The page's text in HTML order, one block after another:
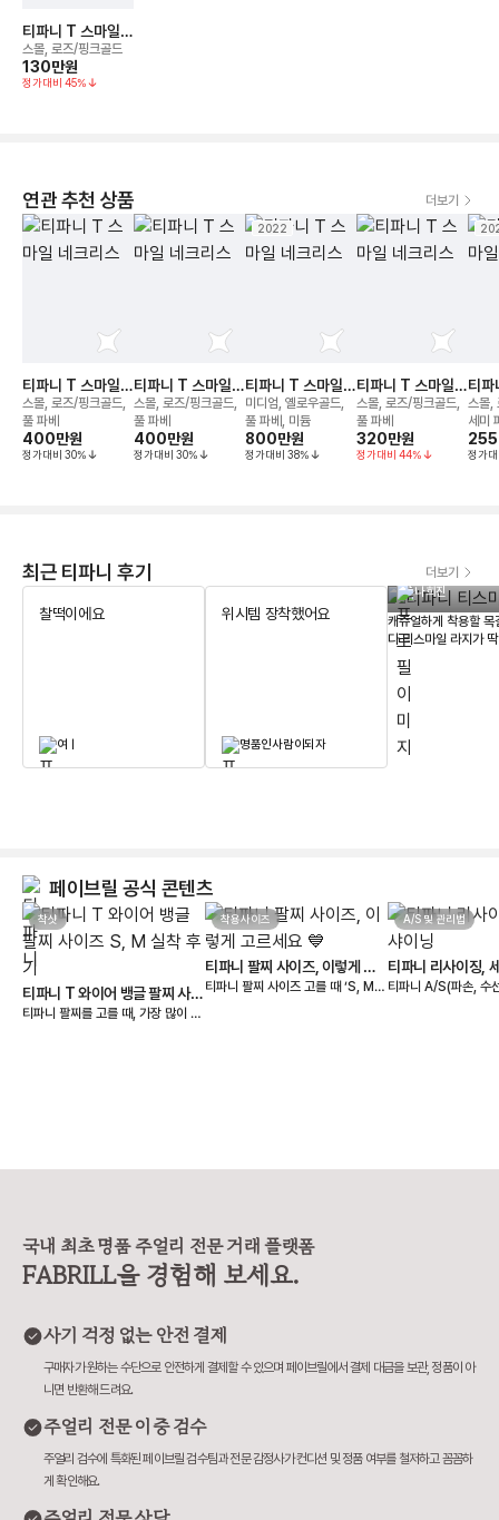
티파니 T 스마일
네크리스
스몰, 로즈/핑크골드
130만원
정가대비 45%
연관 추천 상품 더보기
티파니 T 스마일
네크리스
스몰, 로즈/핑크골드,
풀 파베
400만원
정가대비 30%
티파니 T 스마일
네크리스
스몰, 로즈/핑크골드,
풀 파베
400만원
정가대비 30%
2022
티파니 T 스마일
네크리스
미디엄, 옐로우골드,
풀 파베, 미듐
800만원
정가대비 38%
티파니 T 스마일
네크리스
스몰, 로즈/핑크골드,
풀 파베
320만원
정가대비 44%
티
네크
스몰,
세미
절가
255
정가
최근 티파니 후기 더보기
찰떡이에요
여ㅣ
위시템 장착했어요
명품인사람이되자
나희진
캐쥬얼하게 착용할 목
다 티스마일 라지가
매장 가격이 너무 올
하던참에 페이브릴로
같이 너무 맘에 드네요
페이브릴 공식 콘텐츠
착샷
티파니 T 와이어 뱅글 팔찌 사이
즈 S, M 실착 후기
티파니 팔찌를 고를 때, 가장 많이 고
준) S 사이즈 → 손목 둘레 13.4~1
4.5cm 기준) S 사이즈 착용 - 손목
에 밀착되는 슬림한 핏 - 약간의 텐션
이 느껴지지만, 고정감이 좋아 움직
껴질 수 있으나, 깔끔하고 세련된 실
짝 내려오는 여유핏 - 팔을 움직일 때
운 움직임을 선호하는 분께 편안한
핏이에요. - 데일리로 오랫동안 착용
하기엔 부담이 적고, 다른 액세서리
와 레이어드하기에도 좋습니다. 💡
태처럼 단단한 디자인은 너무 여유
착용사이즈
티파니 팔찌 사이즈, 이렇게 고
르세요 💙
티파니 팔찌 사이즈 고를 때 ‘S, M,
때, - S 사이즈는 손목에 딱 붙는 슬
림한 핏 - M 사이즈는 손목 아래로
살짝 내려오는 여유로운 핏이에요.
💡 디자인에 따라 다른 핏 선택 뱅글,
이 달라질 수 있어요. 일반적으로 슬
림한 실루엣을 원하신다면 S, 자연스
러운 여유를 원하신다면 M을 추천드
로 나에게 맞는 팔찌 사이즈를 찾아
보세요! _________ Q. ‘스몰 모델’과
‘스몰 사이즈’, 뭐가 다른가요? A.
A/S 및 관리법
티파니 리사이징,
티파니 A/S(파손, 수
지는 디자인별 리사이
상이 → 매장 방문 권장 - 세팅 링
수령 가능 - 실버 : 30,000원/개 -
골드/플래티늄 : 무상서비스
국내 최초 명품 주얼리 전문 거래 플랫폼
FABRILL을 경험해 보세요.
사기 걱정 없는 안전 결제
구매자가 원하는 수단으로 안전하게 결제할 수 있으며 페이브릴에서 결제 대금을 보관, 정품이 아
니면 반환해 드려요.
주얼리 전문 이중 검수
주얼리 검수에 특화된 페이브릴 검수팀과 전문 감정사가 컨디션 및 정품 여부를 철저하고 꼼꼼하
게 확인해요.